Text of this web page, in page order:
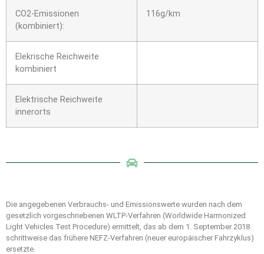
CO2-Emissionen
(kombiniert):
116g/km
Elekrische Reichweite
kombiniert
Elektrische Reichweite
innerorts
Die angegebenen Verbrauchs- und Emissionswerte wurden nach dem
gesetzlich vorgeschriebenen WLTP-Verfahren (Worldwide Harmonized
Light Vehicles Test Procedure) ermittelt, das ab dem 1. September 2018
schrittweise das frühere NEFZ-Verfahren (neuer europäischer Fahrzyklus)
ersetzte.